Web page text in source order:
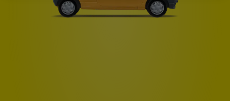
Type A